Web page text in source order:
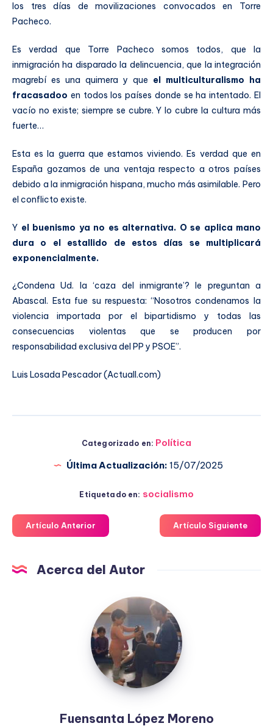
los tres días de movilizaciones convocados en Torre
Pacheco.
Es verdad que Torre Pacheco somos todos, que la
inmigración ha disparado la delincuencia, que la integración
magrebí es una quimera y que el multiculturalismo ha
fracasadoo en todos los países donde se ha intentado. El
vacío no existe; siempre se cubre. Y lo cubre la cultura más
fuerte…
Esta es la guerra que estamos viviendo. Es verdad que en
España gozamos de una ventaja respecto a otros países
debido a la inmigración hispana, mucho más asimilable. Pero
el conflicto existe.
Y el buenismo ya no es alternativa. O se aplica mano
dura o el estallido de estos días se multiplicará
exponencialmente.
¿Condena Ud. la ‘caza del inmigrante’? le preguntan a
Abascal. Esta fue su respuesta: “Nosotros condenamos la
violencia importada por el bipartidismo y todas las
consecuencias violentas que se producen por
responsabilidad exclusiva del PP y PSOE”.
Luis Losada Pescador (Actuall.com)
Categorizado en: Política
Última Actualización: 15/07/2025
Etiquetado en: socialismo
Artículo Anterior Artículo Siguiente
Acerca del Autor
Fuensanta
López
Moreno
Fuensanta López Moreno